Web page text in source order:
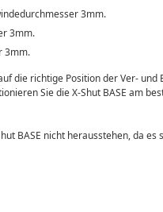
3mm.
3mm.
3mm.
die richtige Position der Ver-
Sie die X-Shut BASE am
BASE nicht herausstehen, da es